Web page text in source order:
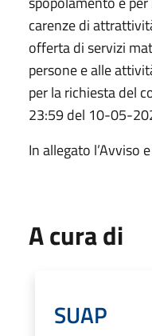
carenze di
offerta di servizi
persone e alle
per la richiesta del
23:59 del 10-05-
In allegato l’Avviso
A cura di
SUAP